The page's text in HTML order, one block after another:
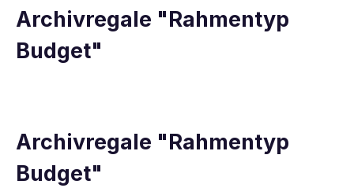
Archivregale "Rahmentyp
Budget"
Archivregale "Rahmentyp
Budget"